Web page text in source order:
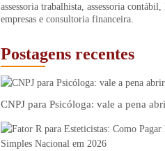
assessoria trabalhista, assessoria
empresas e consultoria financeira.
Postagens recentes
CNPJ para Psicóloga: vale a pena